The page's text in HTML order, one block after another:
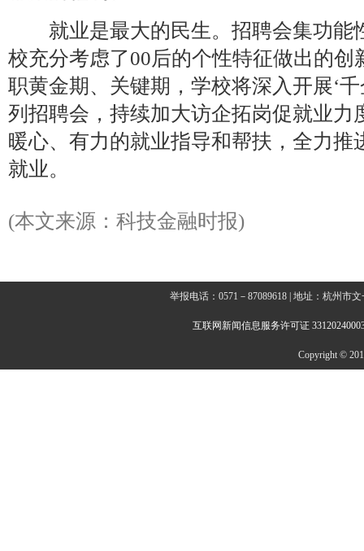
就业是最大的民生。招聘会集功能
校充分考虑了00后的个性特征做出的创
职黄金期、关键期，学校将深入开展‘
列招聘会，持续加大访企拓岗促就业力
暖心、有力的就业指导和帮扶，全力推
就业。
(本文来源：科技金融时报)
举报电话：0571－87089618 | 地址：杭州市
互联网新闻信息服务许可证
Copyright ©